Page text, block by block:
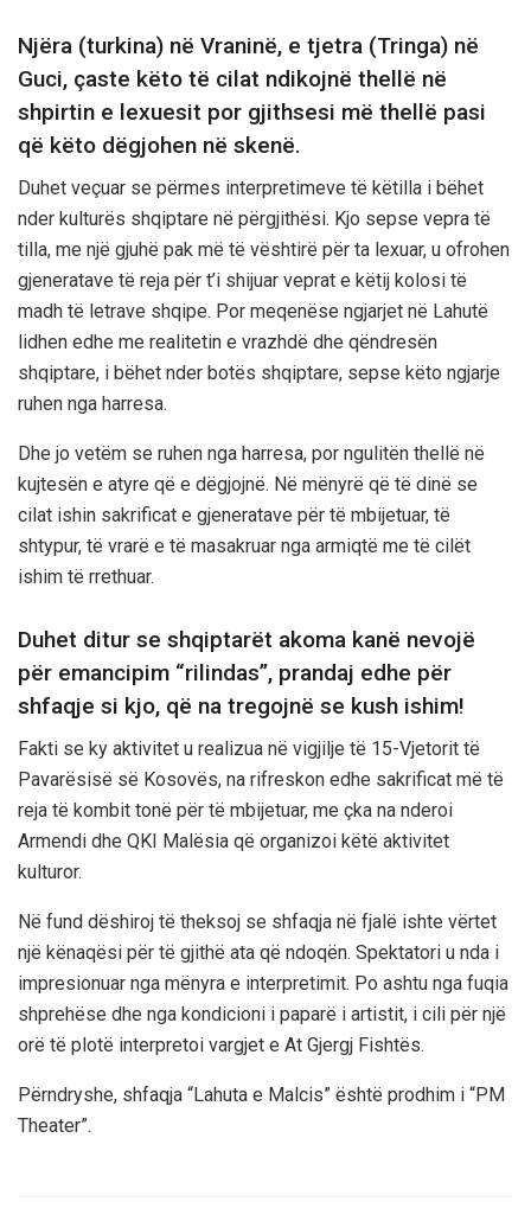
Njëra (turkina) në Vraninë, e tjetra (Tringa) në
Guci, çaste këto të cilat ndikojnë thellë në
shpirtin e lexuesit por gjithsesi më thellë pasi
që këto dëgjohen në skenë.
Duhet veçuar se përmes interpretimeve të këtilla i bëhet
nder kulturës shqiptare në përgjithësi. Kjo sepse vepra të
tilla, me një gjuhë pak më të vështirë për ta lexuar, u ofrohen
gjeneratave të reja për t’i shijuar veprat e këtij kolosi të
madh të letrave shqipe. Por meqenëse ngjarjet në Lahutë
lidhen edhe me realitetin e vrazhdë dhe qëndresën
shqiptare, i bëhet nder botës shqiptare, sepse këto ngjarje
ruhen nga harresa.
Dhe jo vetëm se ruhen nga harresa, por ngulitën thellë në
kujtesën e atyre që e dëgjojnë. Në mënyrë që të dinë se
cilat ishin sakrificat e gjeneratave për të mbijetuar, të
shtypur, të vrarë e të masakruar nga armiqtë me të cilët
ishim të rrethuar.
Duhet ditur se shqiptarët akoma kanë nevojë
për emancipim “rilindas”, prandaj edhe për
shfaqje si kjo, që na tregojnë se kush ishim!
Fakti se ky aktivitet u realizua në vigjilje të 15-Vjetorit të
Pavarësisë së Kosovës, na rifreskon edhe sakrificat më të
reja të kombit tonë për të mbijetuar, me çka na nderoi
Armendi dhe QKI Malësia që organizoi këtë aktivitet
kulturor.
Në fund dëshiroj të theksoj se shfaqja në fjalë ishte vërtet
një kënaqësi për të gjithë ata që ndoqën. Spektatori u nda i
impresionuar nga mënyra e interpretimit. Po ashtu nga fuqia
shprehëse dhe nga kondicioni i paparë i artistit, i cili për një
orë të plotë interpretoi vargjet e At Gjergj Fishtës.
Përndryshe, shfaqja “Lahuta e Malcis” është prodhim i “PM
Theater”.